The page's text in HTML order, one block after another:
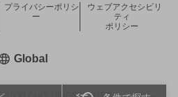
プライバシーポリシ
ー
ウェブアクセシビリ
ティ
ポリシー
Global新しいウィンドウで開く